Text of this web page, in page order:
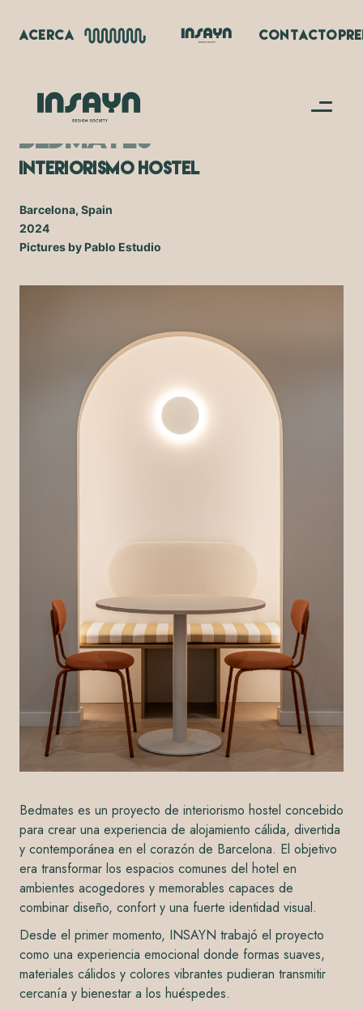
ACERCA CONTACTO
BEDMATES
Interiorismo Hostel
Barcelona, Spain
2024
Pictures by Pablo Estudio
Bedmates es un proyecto de interiorismo hostel concebido
para crear una experiencia de alojamiento cálida, divertida
y contemporánea en el corazón de Barcelona. El objetivo
era transformar los espacios comunes del hotel en
ambientes acogedores y memorables capaces de
combinar diseño, confort y una fuerte identidad visual.
Desde el primer momento, INSAYN trabajó el proyecto
como una experiencia emocional donde formas suaves,
materiales cálidos y colores vibrantes pudieran transmitir
cercanía y bienestar a los huéspedes.